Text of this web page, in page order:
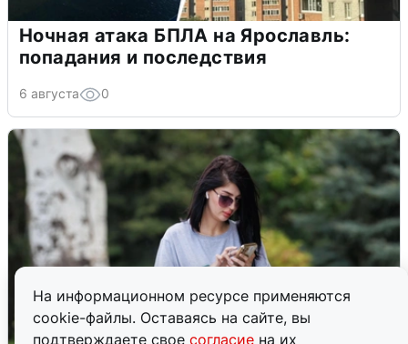
На информационном ресурсе применяются
cookie-файлы. Оставаясь на сайте, вы
подтверждаете свое согласие на их
Ночная атака БПЛА на Ярославль:
попадания и последствия
6 августа 0